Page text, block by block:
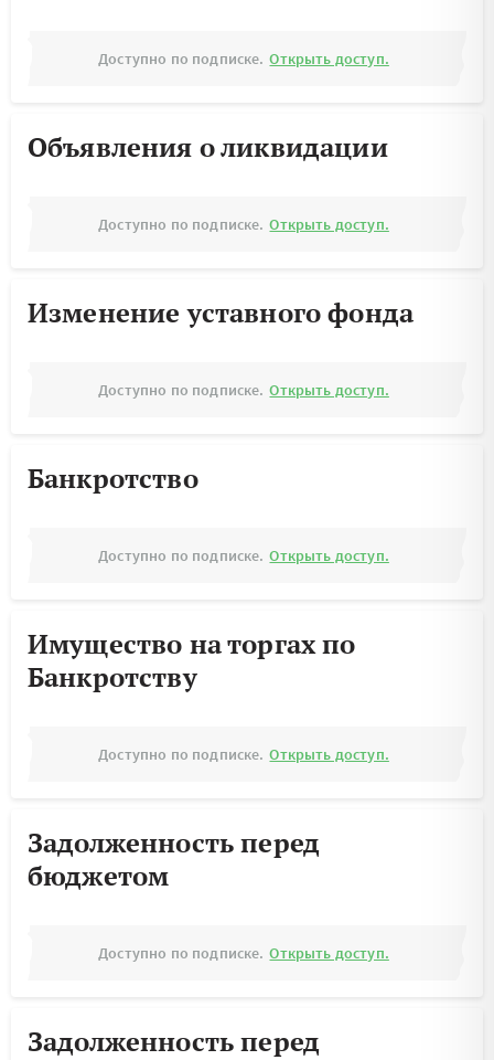
Доступно по подписке. Открыть доступ.
Объявления о ликвидации
Доступно по подписке. Открыть доступ.
Изменение уставного фонда
Доступно по подписке. Открыть доступ.
Банкротство
Доступно по подписке. Открыть доступ.
Имущество на торгах по
Банкротству
Доступно по подписке. Открыть доступ.
Задолженность перед
бюджетом
Доступно по подписке. Открыть доступ.
Задолженность перед